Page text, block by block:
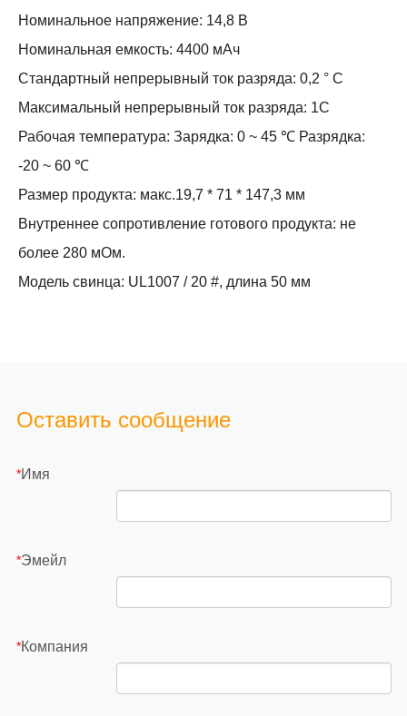
Номинальное напряжение: 14,8 В
Номинальная емкость: 4400 мАч
Стандартный непрерывный ток разряда: 0,2 ° C
Максимальный непрерывный ток разряда: 1С
Рабочая температура: Зарядка: 0 ~ 45 ℃ Разрядка:
-20 ~ 60 ℃
Размер продукта: макс.19,7 * 71 * 147,3 мм
Внутреннее сопротивление готового продукта: не
более 280 мОм.
Модель свинца: UL1007 / 20 #, длина 50 мм
Оставить сообщение
*Имя
*Эмейл
*Компания